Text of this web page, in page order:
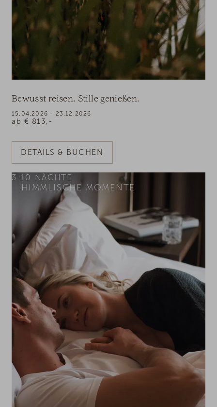
Bewusst reisen. Stille genießen.
ab € 813,-
15.04.2026 - 23.12.2026
DETAILS & BUCHEN
HIMMLISCHE MOMENTE
3-10 NÄCHTE